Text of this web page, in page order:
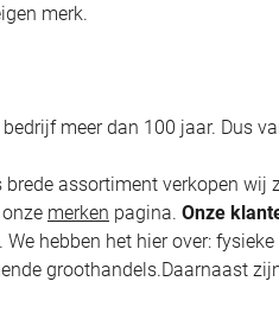
merk.
meer dan 100 jaar. Dus
brede assortiment verkopen wij
merken pagina. Onze
hebben het hier over:
groothandels.Daarnaast